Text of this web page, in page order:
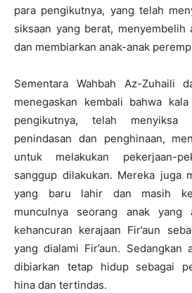
para pengikutnya, yang telah
siksaan yang berat, menyembelih
dan membiarkan anak-anak
Sementara Wahbah Az-Zuhaili
menegaskan kembali bahwa
pengikutnya, telah
penindasan dan penghinaan,
untuk melakukan pekerjaan-
sanggup dilakukan. Mereka juga
yang baru lahir dan masih
munculnya seorang anak yang
kehancuran kerajaan Fir’aun
yang dialami Fir’aun. Sedangkan
dibiarkan tetap hidup sebagai
hina dan tertindas.